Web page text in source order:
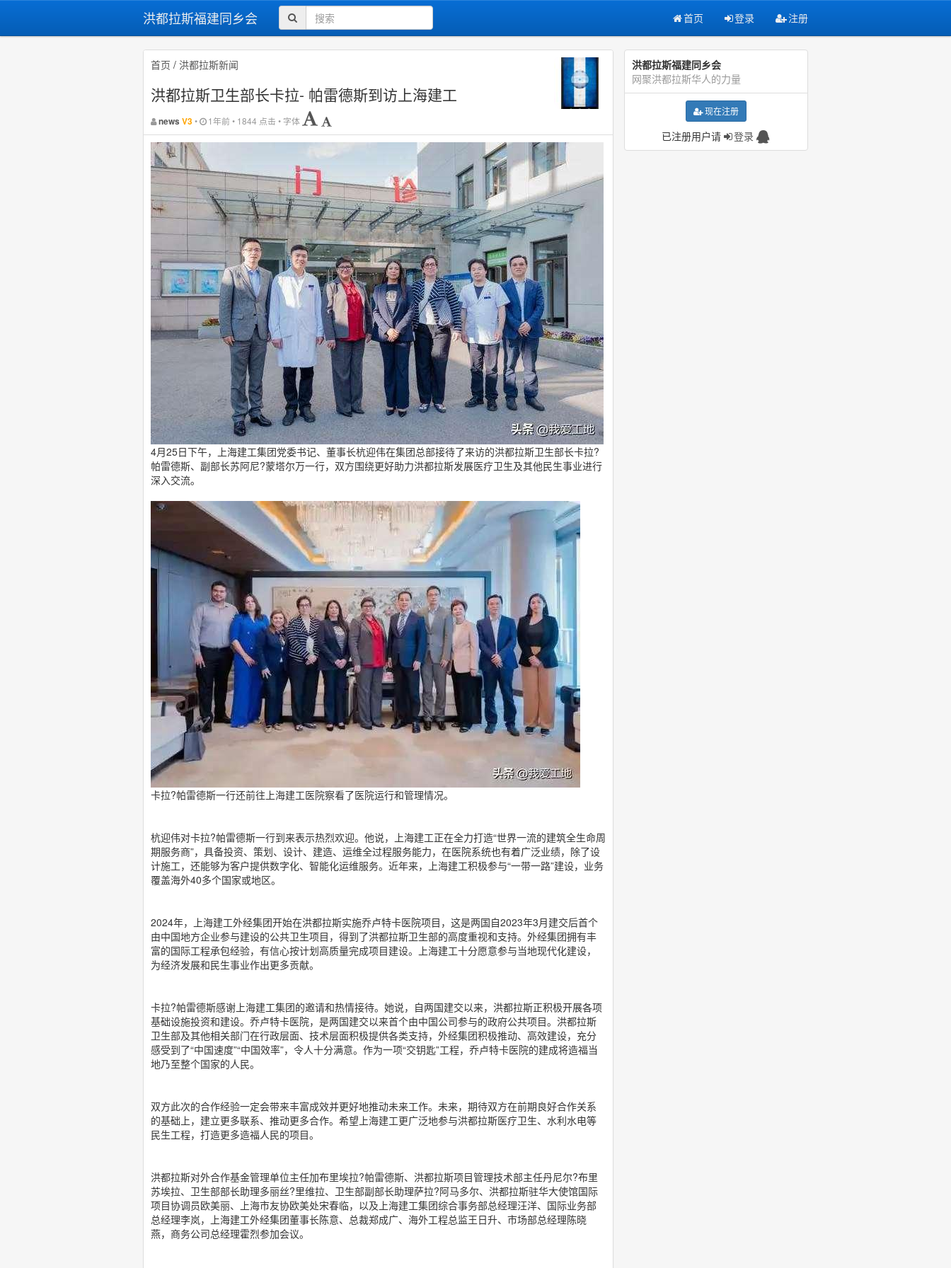
洪都拉斯福建同乡会 首页 登录 注册
首页 / 洪都拉斯新闻
洪都拉斯卫生部长卡拉- 帕雷德斯到访上海建工
news V3 • 1年前 • 1844 点击 • 字体
4月25日下午，上海建工集团党委书记、董事长杭迎伟在集团总部接待了来访的洪都拉斯卫生部长卡拉?
帕雷德斯、副部长苏阿尼?蒙塔尔万一行，双方围绕更好助力洪都拉斯发展医疗卫生及其他民生事业进行
深入交流。
卡拉?帕雷德斯一行还前往上海建工医院察看了医院运行和管理情况。
杭迎伟对卡拉?帕雷德斯一行到来表示热烈欢迎。他说，上海建工正在全力打造“世界一流的建筑全生命周
期服务商”，具备投资、策划、设计、建造、运维全过程服务能力，在医院系统也有着广泛业绩，除了设
计施工，还能够为客户提供数字化、智能化运维服务。近年来，上海建工积极参与“一带一路”建设，业务
覆盖海外40多个国家或地区。
2024年，上海建工外经集团开始在洪都拉斯实施乔卢特卡医院项目，这是两国自2023年3月建交后首个
由中国地方企业参与建设的公共卫生项目，得到了洪都拉斯卫生部的高度重视和支持。外经集团拥有丰
富的国际工程承包经验，有信心按计划高质量完成项目建设。上海建工十分愿意参与当地现代化建设，
为经济发展和民生事业作出更多贡献。
卡拉?帕雷德斯感谢上海建工集团的邀请和热情接待。她说，自两国建交以来，洪都拉斯正积极开展各项
基础设施投资和建设。乔卢特卡医院，是两国建交以来首个由中国公司参与的政府公共项目。洪都拉斯
卫生部及其他相关部门在行政层面、技术层面积极提供各类支持，外经集团积极推动、高效建设，充分
感受到了“中国速度”“中国效率”，令人十分满意。作为一项“交钥匙”工程，乔卢特卡医院的建成将造福当
地乃至整个国家的人民。
双方此次的合作经验一定会带来丰富成效并更好地推动未来工作。未来，期待双方在前期良好合作关系
的基础上，建立更多联系、推动更多合作。希望上海建工更广泛地参与洪都拉斯医疗卫生、水利水电等
民生工程，打造更多造福人民的项目。
洪都拉斯对外合作基金管理单位主任加布里埃拉?帕雷德斯、洪都拉斯项目管理技术部主任丹尼尔?布里
苏埃拉、卫生部部长助理多丽丝?里维拉、卫生部副部长助理萨拉?阿马多尔、洪都拉斯驻华大使馆国际
项目协调员欧美丽、上海市友协欧美处宋春临，以及上海建工集团综合事务部总经理汪洋、国际业务部
总经理李岚，上海建工外经集团董事长陈意、总裁郑成广、海外工程总监王日升、市场部总经理陈晓
燕，商务公司总经理霍烈参加会议。
洪都拉斯福建同乡会
网聚洪都拉斯华人的力量
现在注册
已注册用户请 登录